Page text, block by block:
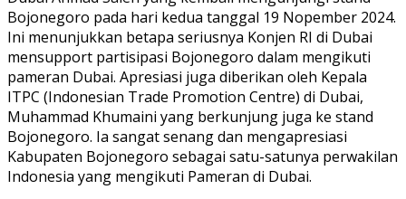
Bojonegoro pada hari kedua tanggal 19 Nopember 2024.
Ini menunjukkan betapa seriusnya Konjen RI di Dubai
mensupport partisipasi Bojonegoro dalam mengikuti
pameran Dubai. Apresiasi juga diberikan oleh Kepala
ITPC (Indonesian Trade Promotion Centre) di Dubai,
Muhammad Khumaini yang berkunjung juga ke stand
Bojonegoro. Ia sangat senang dan mengapresiasi
Kabupaten Bojonegoro sebagai satu-satunya perwakilan
Indonesia yang mengikuti Pameran di Dubai.